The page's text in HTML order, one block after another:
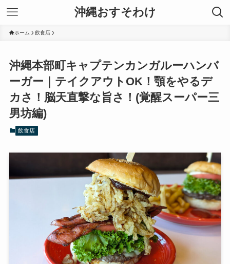
沖縄おすそわけ
ホーム 飲食店
沖縄本部町キャプテンカンガルーハンバ
ーガー｜テイクアウトOK！顎をやるデ
カさ！脳天直撃な旨さ！(覚醒スーパー三
男坊編)
飲食店